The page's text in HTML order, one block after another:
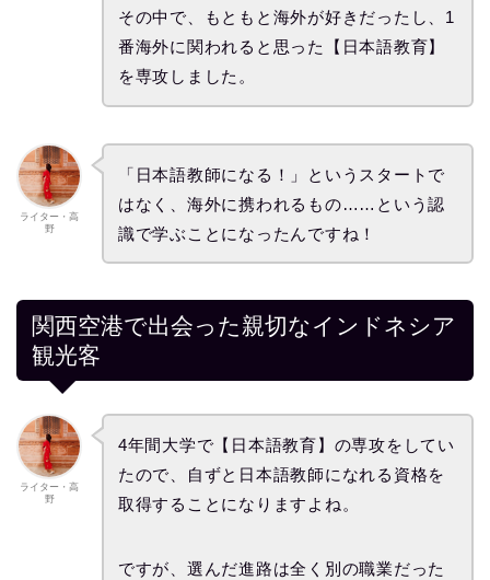
その中で、もともと海外が好きだったし、1
番海外に関われると思った【日本語教育】
を専攻しました。
ライター・高
野
「日本語教師になる！」というスタートで
はなく、海外に携われるもの……という認
識で学ぶことになったんですね！
関西空港で出会った親切なインドネシア
観光客
ライター・高
野
4年間大学で【日本語教育】の専攻をしてい
たので、自ずと日本語教師になれる資格を
取得することになりますよね。
ですが、選んだ進路は全く別の職業だった